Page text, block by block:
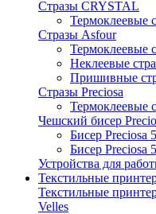
Стразы CRYSTAL
Термоклеевые
Стразы Asfour
Термоклеевые
Неклеевые
Пришивные
Стразы Preciosa
Термоклеевые
Чешский бисер
Бисер Preciosa
Бисер Preciosa
Устройства для
Текстильные
Текстильные
Velles